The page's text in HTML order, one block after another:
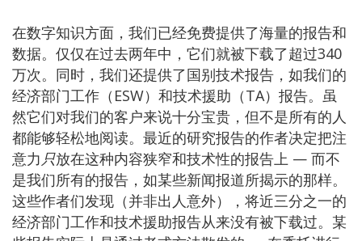
在数字知识方面，我们已经免费提供了海量的报告和
数据。仅仅在过去两年中，它们就被下载了超过340
万次。同时，我们还提供了国别技术报告，如我们的
经济部门工作（ESW）和技术援助（TA）报告。虽
然它们对我们的客户来说十分宝贵，但不是所有的人
都能够轻松地阅读。最近的研究报告的作者决定把注
意力 只放在这种内容狭窄和技术性的报告上 — 而不
是我们所有的报告，如某些新闻报道所揭示的那样。
这些作者们发现（并非出人意外），将近三分之一的
经济部门工作和技术援助报告从来没有被下载过。某